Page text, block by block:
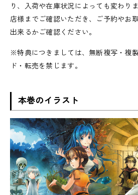
り、入荷や在庫状況によっても変わり
店様までご確認いただき、ご予約やお
出来るかご確認ください。
※特典につきましては、無断複写・複
ド・転売を禁じます。
本巻のイラスト